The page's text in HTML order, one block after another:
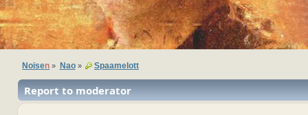
Noisen » Nao» Spaamelott
Report to moderator